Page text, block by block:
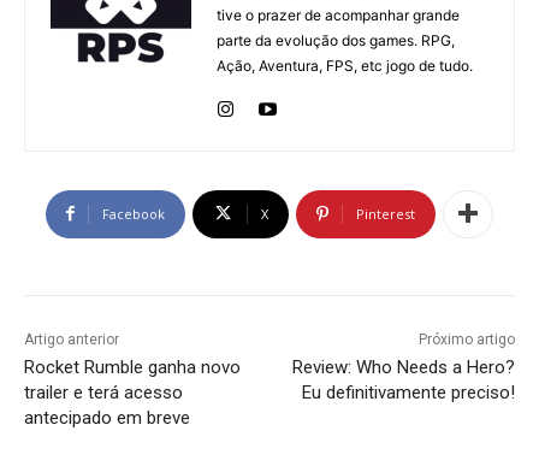
tive o prazer de acompanhar grande
parte da evolução dos games. RPG,
Ação, Aventura, FPS, etc jogo de tudo.
Facebook X Pinterest
Artigo anterior
Rocket Rumble ganha novo
trailer e terá acesso
antecipado em breve
Próximo artigo
Review: Who Needs a Hero?
Eu definitivamente preciso!